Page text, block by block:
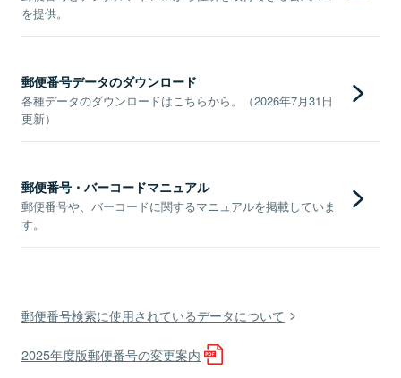
を提供。
郵便番号データのダウンロード
各種データのダウンロードはこちらから。（2026年7月31日
更新）
郵便番号・バーコードマニュアル
郵便番号や、バーコードに関するマニュアルを掲載していま
す。
郵便番号検索に使用されているデータについて
2025年度版郵便番号の変更案内